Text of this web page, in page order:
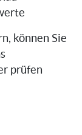
können Sie
prüfen